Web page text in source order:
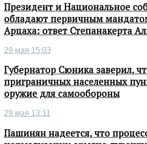
Президент и Национальное
обладают первичным
Арцаха: ответ Степанакерта
29 мая 15:03
Губернатор Сюника заверил,
приграничных населенных
оружие для самообороны
29 мая 13:11
Пашинян надеется, что